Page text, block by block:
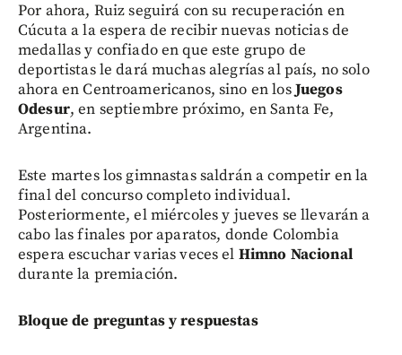
Por ahora, Ruiz seguirá con su recuperación en
Cúcuta a la espera de recibir nuevas noticias de
medallas y confiado en que este grupo de
deportistas le dará muchas alegrías al país, no solo
ahora en Centroamericanos, sino en losJuegos
Odesur, en septiembre próximo, en Santa Fe,
Argentina.
Este martes los gimnastas saldrán a competir en la
final del concurso completo individual.
Posteriormente, el miércoles y jueves se llevarán a
cabo las finales por aparatos, donde Colombia
espera escuchar varias veces el Himno Nacional
durante la premiación.
Bloque de preguntas y respuestas